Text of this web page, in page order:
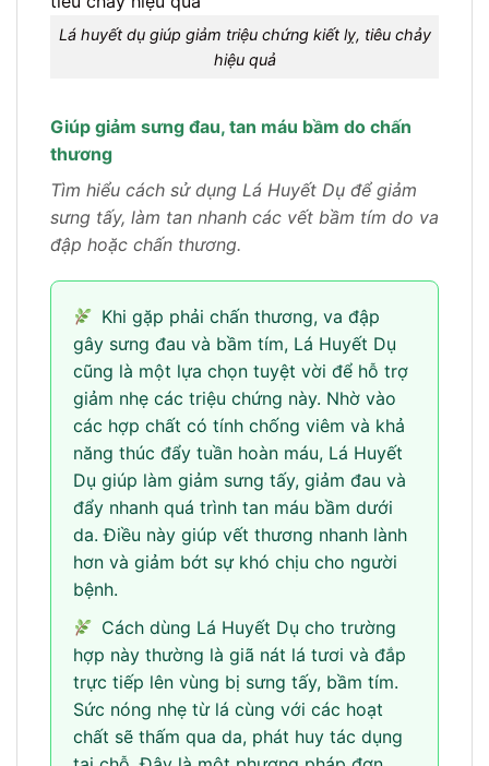
Lá huyết dụ giúp giảm triệu chứng kiết lỵ, tiêu chảy
hiệu quả
Giúp giảm sưng đau, tan máu bầm do chấn
thương
Tìm hiểu cách sử dụng Lá Huyết Dụ để giảm
sưng tấy, làm tan nhanh các vết bầm tím do va
đập hoặc chấn thương.
Khi gặp phải chấn thương, va đập
gây sưng đau và bầm tím, Lá Huyết Dụ
cũng là một lựa chọn tuyệt vời để hỗ trợ
giảm nhẹ các triệu chứng này. Nhờ vào
các hợp chất có tính chống viêm và khả
năng thúc đẩy tuần hoàn máu, Lá Huyết
Dụ giúp làm giảm sưng tấy, giảm đau và
đẩy nhanh quá trình tan máu bầm dưới
da. Điều này giúp vết thương nhanh lành
hơn và giảm bớt sự khó chịu cho người
bệnh.
Cách dùng Lá Huyết Dụ cho trường
hợp này thường là giã nát lá tươi và đắp
trực tiếp lên vùng bị sưng tấy, bầm tím.
Sức nóng nhẹ từ lá cùng với các hoạt
chất sẽ thấm qua da, phát huy tác dụng